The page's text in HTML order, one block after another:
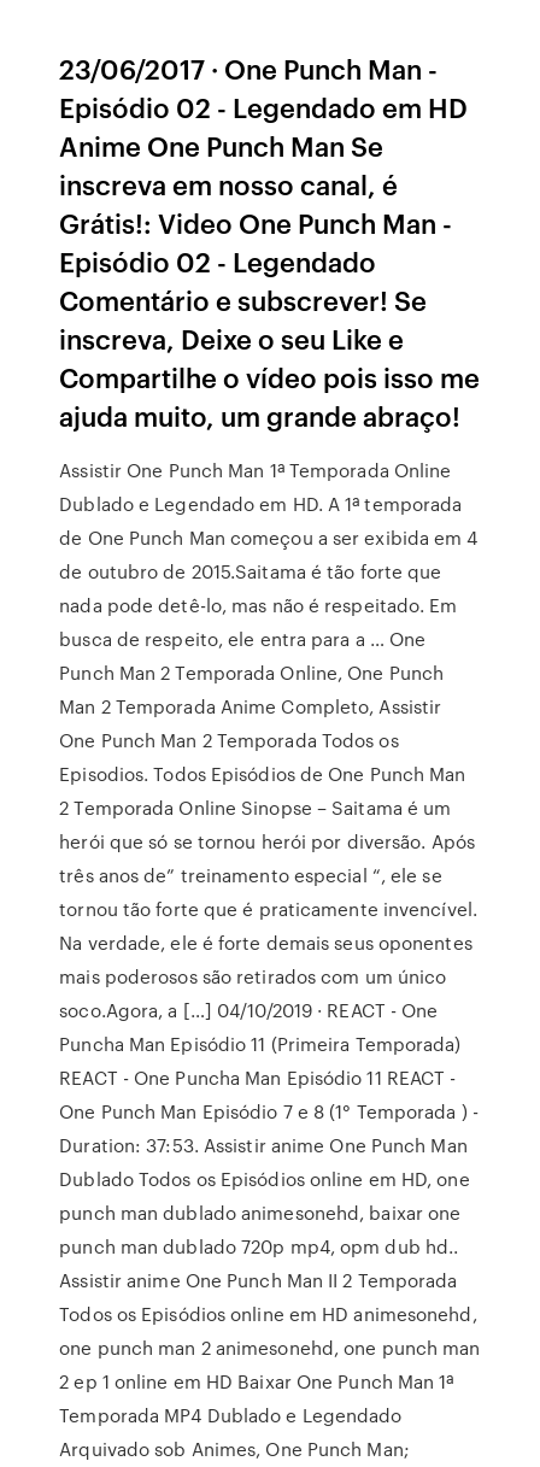
23/06/2017 · One Punch Man -
Episódio 02 - Legendado em HD
Anime One Punch Man Se
inscreva em nosso canal, é
Grátis!: Video One Punch Man -
Episódio 02 - Legendado
Comentário e subscrever! Se
inscreva, Deixe o seu Like e
Compartilhe o vídeo pois isso me
ajuda muito, um grande abraço!
Assistir One Punch Man 1ª Temporada Online
Dublado e Legendado em HD. A 1ª temporada
de One Punch Man começou a ser exibida em 4
de outubro de 2015.Saitama é tão forte que
nada pode detê-lo, mas não é respeitado. Em
busca de respeito, ele entra para a … One
Punch Man 2 Temporada Online, One Punch
Man 2 Temporada Anime Completo, Assistir
One Punch Man 2 Temporada Todos os
Episodios. Todos Episódios de One Punch Man
2 Temporada Online Sinopse – Saitama é um
herói que só se tornou herói por diversão. Após
três anos de” treinamento especial “, ele se
tornou tão forte que é praticamente invencível.
Na verdade, ele é forte demais seus oponentes
mais poderosos são retirados com um único
soco.Agora, a […] 04/10/2019 · REACT - One
Puncha Man Episódio 11 (Primeira Temporada)
REACT - One Puncha Man Episódio 11 REACT -
One Punch Man Episódio 7 e 8 (1° Temporada ) -
Duration: 37:53. Assistir anime One Punch Man
Dublado Todos os Episódios online em HD, one
punch man dublado animesonehd, baixar one
punch man dublado 720p mp4, opm dub hd..
Assistir anime One Punch Man II 2 Temporada
Todos os Episódios online em HD animesonehd,
one punch man 2 animesonehd, one punch man
2 ep 1 online em HD Baixar One Punch Man 1ª
Temporada MP4 Dublado e Legendado
Arquivado sob Animes, One Punch Man;